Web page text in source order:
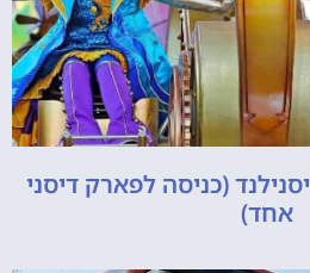
(כניסה לפארק דיסני
אחד)